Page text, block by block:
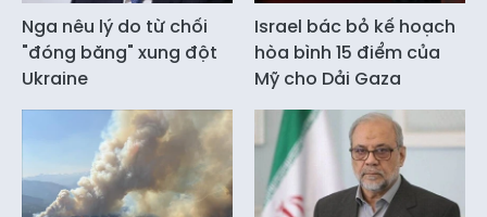
Nga nêu lý do từ chối
"đóng băng" xung đột
Ukraine
Israel bác bỏ kế hoạch
hòa bình 15 điểm của
Mỹ cho Dải Gaza